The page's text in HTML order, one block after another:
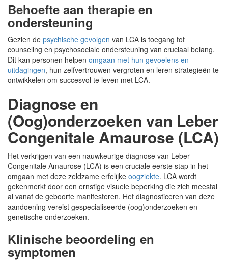
Behoefte aan therapie en
ondersteuning
Gezien de psychische gevolgen van LCA is toegang tot
counseling en psychosociale ondersteuning van cruciaal belang.
Dit kan personen helpen omgaan met hun gevoelens en
uitdagingen, hun zelfvertrouwen vergroten en leren strategieën te
ontwikkelen om succesvol te leven met LCA.
Diagnose en
(Oog)onderzoeken van Leber
Congenitale Amaurose (LCA)
Het verkrijgen van een nauwkeurige diagnose van Leber
Congenitale Amaurose (LCA) is een cruciale eerste stap in het
omgaan met deze zeldzame erfelijke oogziekte. LCA wordt
gekenmerkt door een ernstige visuele beperking die zich meestal
al vanaf de geboorte manifesteren. Het diagnosticeren van deze
aandoening vereist gespecialiseerde (oog)onderzoeken en
genetische onderzoeken.
Klinische beoordeling en
symptomen